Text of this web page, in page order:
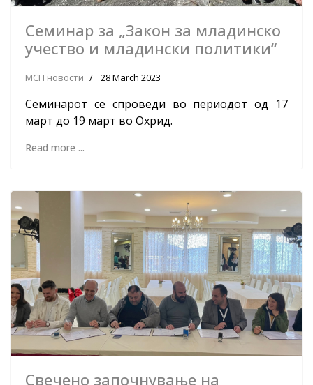
Семинар за „Закон за младинско
учество и младински политики“
МСП новости 28 March 2023
Семинарот се спроведи во периодот од 17
март до 19 март во Охрид.
Read more ...
Свечено започнување на